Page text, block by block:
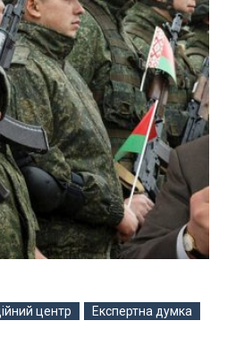
центр Експертна думка